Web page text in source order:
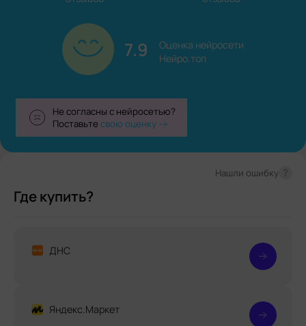
7.9
Оценка нейросети
Нейро.топ
Не согласны с нейросетью?
Поставьтесвою оценку
Где купить?
Нашли ошибку
ДНС
Яндекс.Маркет